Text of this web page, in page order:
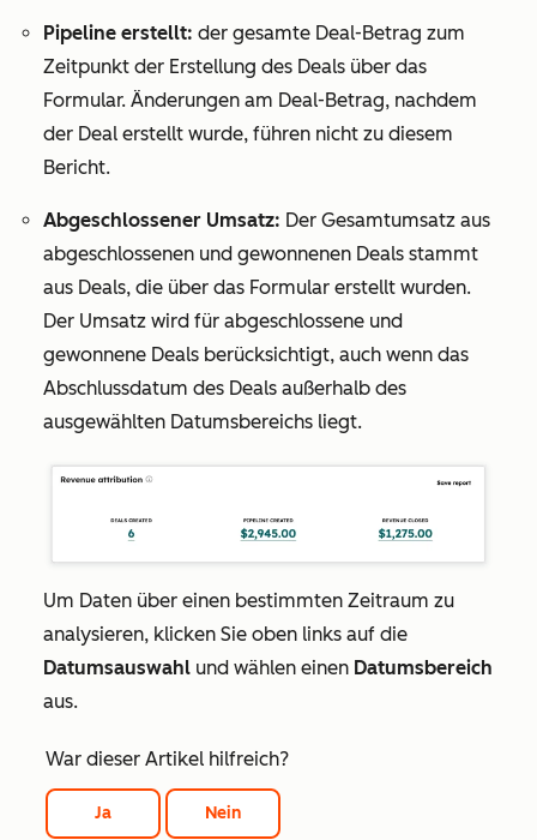
Pipeline erstellt: der gesamte Deal-Betrag zum
Zeitpunkt der Erstellung des Deals über das
Formular. Änderungen am Deal-Betrag, nachdem
der Deal erstellt wurde, führen nicht zu diesem
Bericht.
Abgeschlossener Umsatz: Der Gesamtumsatz aus
abgeschlossenen und gewonnenen Deals stammt
aus Deals, die über das Formular erstellt wurden.
Der Umsatz wird für abgeschlossene und
gewonnene Deals berücksichtigt, auch wenn das
Abschlussdatum des Deals außerhalb des
ausgewählten Datumsbereichs liegt.
Um Daten über einen bestimmten Zeitraum zu
analysieren, klicken Sie oben links auf die
Datumsauswahl und wählen einen Datumsbereich
aus.
War dieser Artikel hilfreich?
Ja Nein